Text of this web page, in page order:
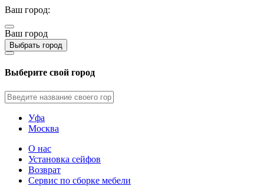
Ваш город:
Ваш город
Выбрать город
Выберите свой город
Уфа
Москва
О нас
Установка сейфов
Возврат
Сервис по сборке мебели